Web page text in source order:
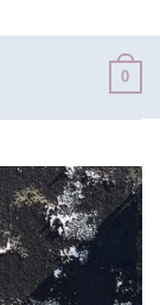
0